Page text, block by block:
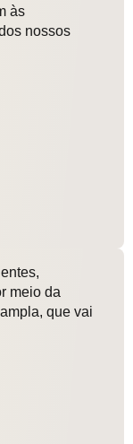
às
nossos
meio da
que vai